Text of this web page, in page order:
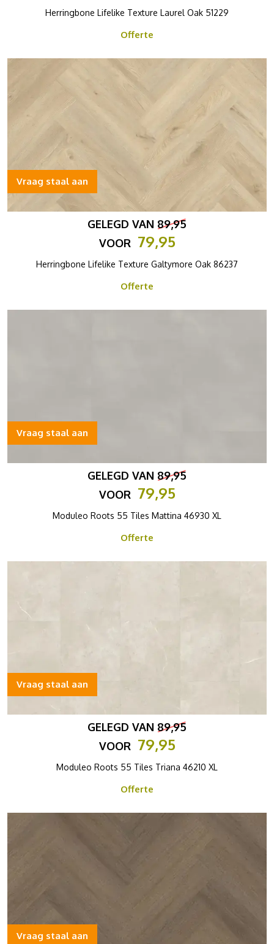
Herringbone Lifelike Texture Laurel Oak 51229
Offerte
GELEGD VAN 89,95
VOOR 79,95
Herringbone Lifelike Texture Galtymore Oak 86237
Offerte
Vraag staal aan
GELEGD VAN 89,95
VOOR 79,95
Moduleo Roots 55 Tiles Mattina 46930 XL
Offerte
Vraag staal aan
GELEGD VAN 89,95
VOOR 79,95
Moduleo Roots 55 Tiles Triana 46210 XL
Offerte
Vraag staal aan
Vraag staal aan